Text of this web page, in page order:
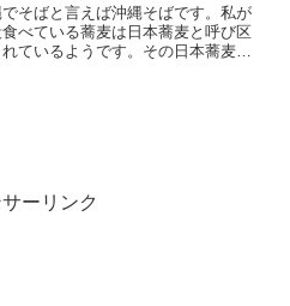
そばと言えば沖縄そばです。私が
べている蕎麦は日本蕎麦と呼び区
れているようです。その日本蕎麦を
ーリンク